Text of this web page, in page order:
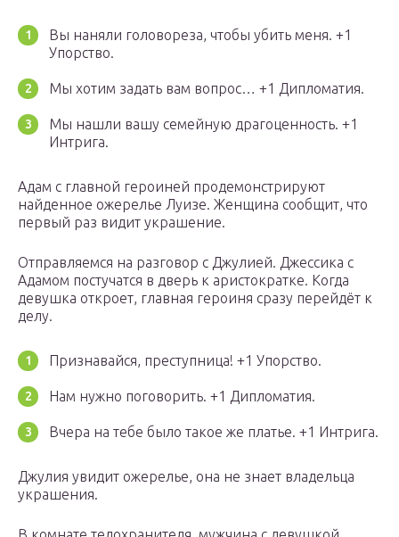
Вы наняли головореза, чтобы убить меня. +1
Упорство.
Мы хотим задать вам вопрос… +1 Дипломатия.
Мы нашли вашу семейную драгоценность. +1
Интрига.
Адам с главной героиней продемонстрируют
найденное ожерелье Луизе. Женщина сообщит, что
первый раз видит украшение.
Отправляемся на разговор с Джулией. Джессика с
Адамом постучатся в дверь к аристократке. Когда
девушка откроет, главная героиня сразу перейдёт к
делу.
Признавайся, преступница! +1 Упорство.
Нам нужно поговорить. +1 Дипломатия.
Вчера на тебе было такое же платье. +1 Интрига.
Джулия увидит ожерелье, она не знает владельца
украшения.